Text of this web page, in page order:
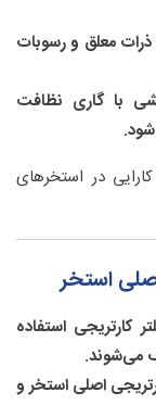
معلق و رسوبات
با گاری نظافت
در استخرهای
استخر
کارتریجی استفاده
می‌شوند.
اصلی استخر و